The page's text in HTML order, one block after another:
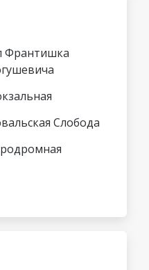
Франтишка
Слобода